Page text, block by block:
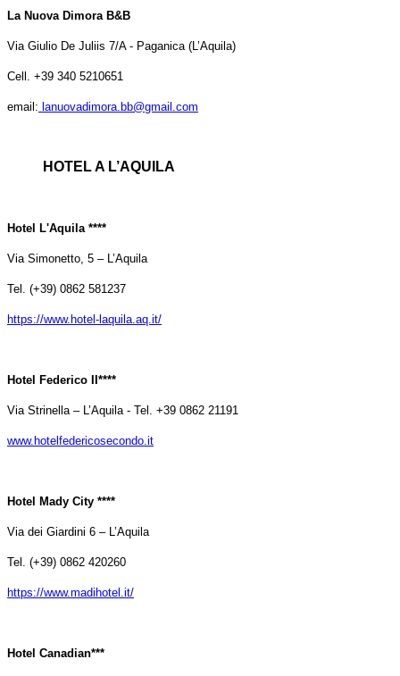
La Nuova Dimora B&B
Via Giulio De Juliis 7/A - Paganica (L’Aquila)
Cell. +39 340 5210651
email: lanuovadimora.bb@gmail.com
HOTEL A L’AQUILA
Hotel L'Aquila ****
Via Simonetto, 5 – L’Aquila
Tel. (+39) 0862 581237
https://www.hotel-laquila.aq.it/
Hotel Federico II****
Via Strinella – L’Aquila - Tel. +39 0862 21191
www.hotelfedericosecondo.it
Hotel Mady City ****
Via dei Giardini 6 – L’Aquila
Tel. (+39) 0862 420260
https://www.madihotel.it/
Hotel Canadian***